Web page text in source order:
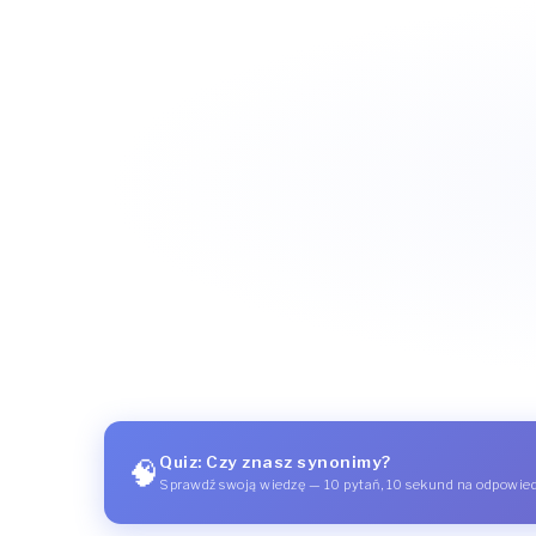
🧠 Quiz: Czy znasz synonimy?
Sprawdź swoją wiedzę — 10 pytań, 10 sekund na